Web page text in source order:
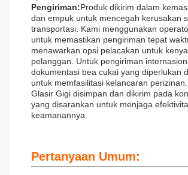
Pengiriman:Produk dikirim dalam
dan empuk untuk mencegah kerusakan
transportasi. Kami menggunakan
untuk memastikan pengiriman tepat
menawarkan opsi pelacakan untuk
pelanggan. Untuk pengiriman
dokumentasi bea cukai yang diperlukan
untuk memfasilitasi kelancaran
Glasir Gigi disimpan dan dikirim pada
yang disarankan untuk menjaga
keamanannya.
Pertanyaan Umum: